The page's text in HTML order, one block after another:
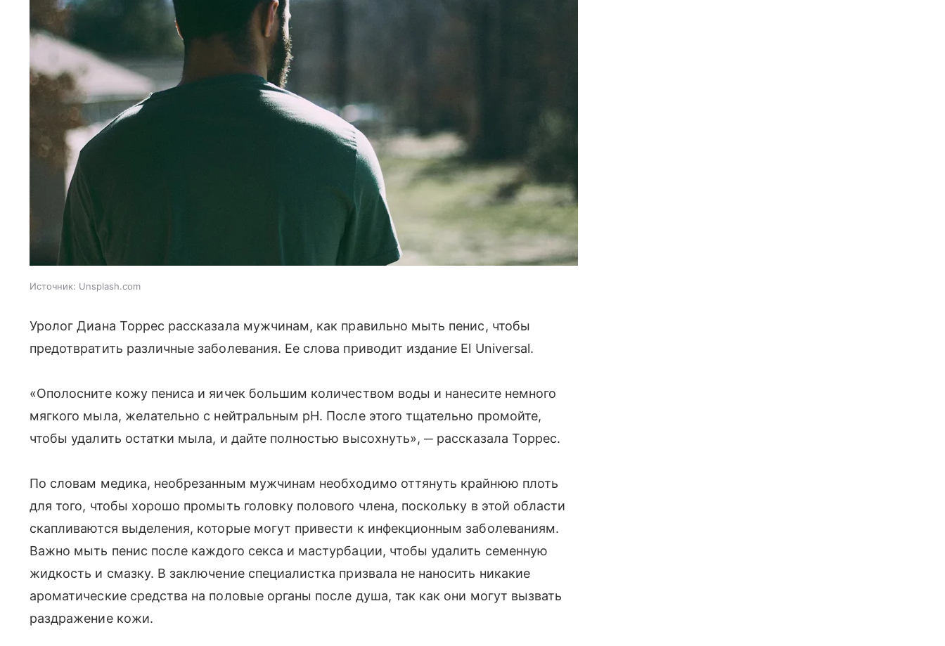
Источник: Unsplash.com
Уролог Диана Торрес рассказала мужчинам, как правильно мыть пенис, чтобы
предотвратить различные заболевания. Ее слова приводит издание El Universal.
«Ополосните кожу пениса и яичек большим количеством воды и нанесите немного
мягкого мыла, желательно с нейтральным pH. После этого тщательно промойте,
чтобы удалить остатки мыла, и дайте полностью высохнуть», ─ рассказала Торрес.
По словам медика, необрезанным мужчинам необходимо оттянуть крайнюю плоть
для того, чтобы хорошо промыть головку полового члена, поскольку в этой области
скапливаются выделения, которые могут привести к инфекционным заболеваниям.
Важно мыть пенис после каждого секса и мастурбации, чтобы удалить семенную
жидкость и смазку. В заключение специалистка призвала не наносить никакие
ароматические средства на половые органы после душа, так как они могут вызвать
раздражение кожи.